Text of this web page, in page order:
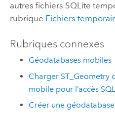
autres fichiers SQLite
rubrique Fichiers
Rubriques connexes
Géodatabases mobiles
Charger ST_Geometry
mobile pour l’accès SQL
Créer une